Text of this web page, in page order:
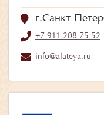
г.Санкт-
+7 911 208 75 52
info@alateya.ru